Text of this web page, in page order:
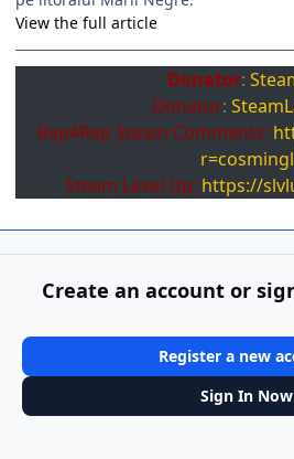
View the full article
Donator:
Donator:
Rep4Rep Steam Comments:
r=cosmingl
Steam Level Up: https://
Create an account or
Register a new
Sign In Now